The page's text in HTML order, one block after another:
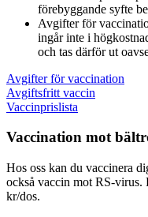
förebyggande syfte
Avgifter för
ingår inte i
och tas därför ut
Avgifter för vaccination
Avgiftsfritt vaccin
Vaccinprislista
Vaccination mot
Hos oss kan du vaccinera
också vaccin mot RS-virus.
kr/dos.